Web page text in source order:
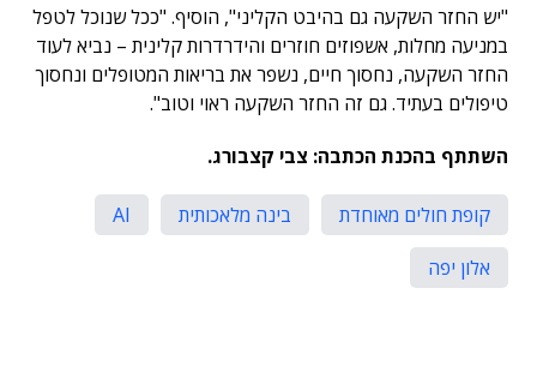
"יש החזר השקעה גם בהיבט הקליני", הוסיף. "ככל שנוכל לטפל
במניעה מחלות, אשפוזים חוזרים והידרדרות קלינית – נביא לעוד
החזר השקעה, נחסוך חיים, נשפר את בריאות המטופלים ונחסוך
טיפולים בעתיד. גם זה החזר השקעה ראוי וטוב".
השתתף בהכנת הכתבה: צבי קצבורג.
קופת חולים מאוחדת בינה מלאכותית
AI
אלון יפה